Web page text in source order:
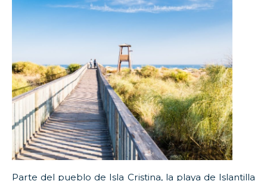
Parte del pueblo de Isla Cristina, la playa de Islantilla